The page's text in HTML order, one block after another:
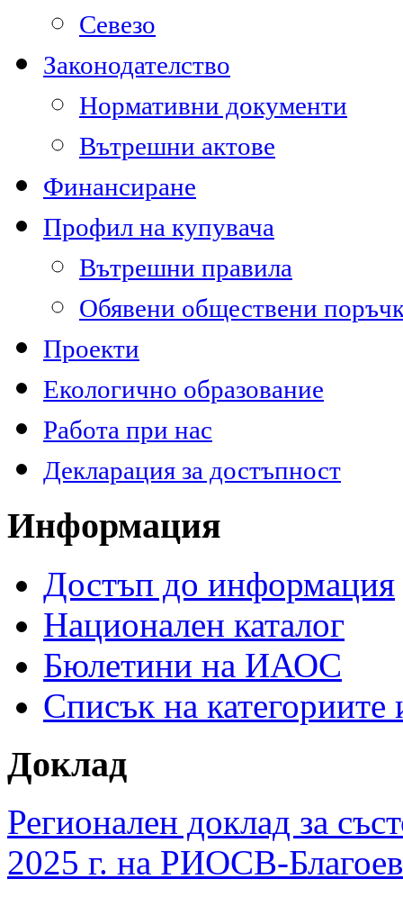
Севезо
Законодателство
Нормативни документи
Вътрешни актове
Финансиране
Профил на купувача
Вътрешни правила
Обявени обществени
Проекти
Екологично образование
Работа при нас
Декларация за достъпност
Информация
Достъп до информация
Национален каталог
Бюлетини на ИАОС
Списък на
Доклад
Регионален доклад за
2025 г. на РИОСВ-